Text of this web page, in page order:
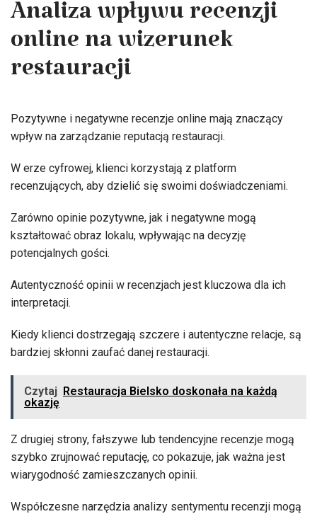
Analiza wpływu recenzji
online na wizerunek
restauracji
Pozytywne i negatywne recenzje online mają znaczący
wpływ na zarządzanie reputacją restauracji.
W erze cyfrowej, klienci korzystają z platform
recenzujących, aby dzielić się swoimi doświadczeniami.
Zarówno opinie pozytywne, jak i negatywne mogą
kształtować obraz lokalu, wpływając na decyzję
potencjalnych gości.
Autentyczność opinii w recenzjach jest kluczowa dla ich
interpretacji.
Kiedy klienci dostrzegają szczere i autentyczne relacje, są
bardziej skłonni zaufać danej restauracji.
Czytaj Restauracja Bielsko doskonała na każdą
okazję
Z drugiej strony, fałszywe lub tendencyjne recenzje mogą
szybko zrujnować reputację, co pokazuje, jak ważna jest
wiarygodność zamieszczanych opinii.
Współczesne narzędzia analizy sentymentu recenzji mogą